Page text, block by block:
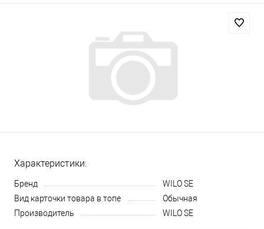
Характеристики:
Бренд
WILO SE
Вид карточки товара в топе
Обычная
Производитель
WILO SE